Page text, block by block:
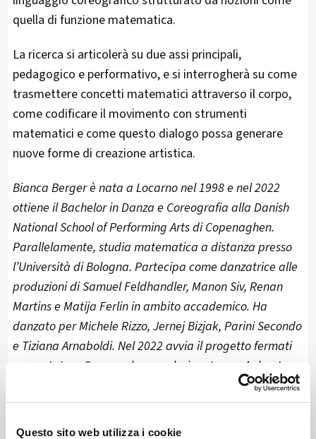
Questo sito web utilizza i cookie
quella di funzione matematica.
La ricerca si articolerà su due assi principali,
pedagogico e performativo, e si interrogherà su come
trasmettere concetti matematici attraverso il corpo,
come codificare il movimento con strumenti
matematici e come questo dialogo possa generare
nuove forme di creazione artistica.
Bianca Berger è nata a Locarno nel 1998 e nel 2022
ottiene il Bachelor in Danza e Coreografia alla Danish
National School of Performing Arts di Copenaghen.
Parallelamente, studia matematica a distanza presso
l’Università di Bologna. Partecipa come danzatrice alle
produzioni di Samuel Feldhandler, Manon Siv, Renan
Martins e Matija Ferlin in ambito accademico. Ha
danzato per Michele Rizzo, Jernej Bizjak, Parini Secondo
e Tiziana Arnaboldi. Nel 2022 avvia il progetto fermati
presentata a Copenaghen e selezionata per Aabent
Lab a Roskilde (DK), la Vetrina della giovane danza
d’autore eXtra a Ravenna (IT) e InciDanse a Friburgo
(CH). A settembre 2024 presenta in anteprima fermati